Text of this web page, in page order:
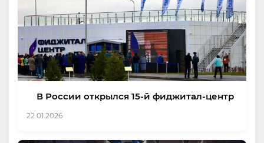
В России открылся 15-й фиджитал-центр
22.01.2026